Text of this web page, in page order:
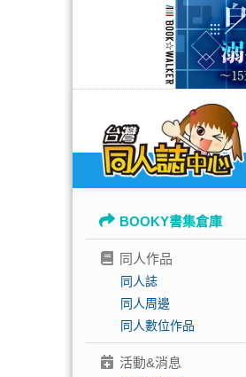
BOOKY書集倉庫
同人作品
同人誌
同人周邊
同人數位作品
活動&消息